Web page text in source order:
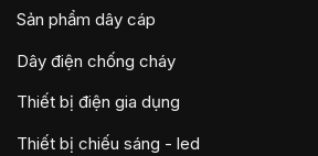
Sản phẩm dây cáp
Dây điện chống cháy
Thiết bị điện gia dụng
Thiết bị chiếu sáng - led